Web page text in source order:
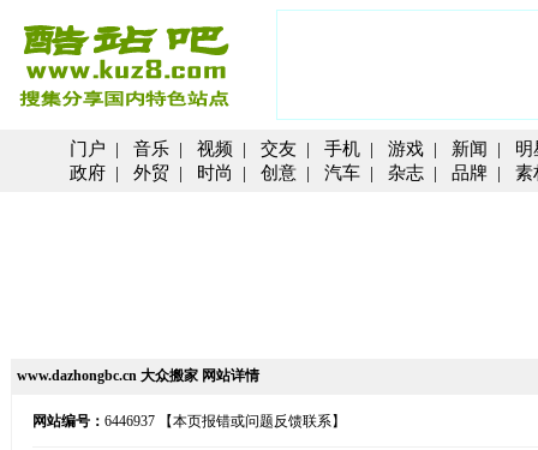
门户 | 音乐 | 视频 | 交友 | 手机 | 游戏 | 新闻 | 明
政府 | 外贸 | 时尚 | 创意 | 汽车 | 杂志 | 品牌 | 素
www.dazhongbc.cn 大众搬家 网站详情
网站编号： 6446937 【本页报错或问题反馈联系】